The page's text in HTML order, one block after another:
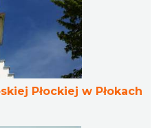
Płockiej w Płokach